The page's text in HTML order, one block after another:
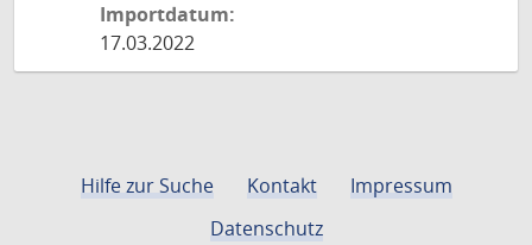
Importdatum:
17.03.2022
Hilfe zur Suche Kontakt
Impressum
Datenschutz